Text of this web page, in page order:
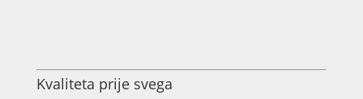
Kvaliteta prije svega